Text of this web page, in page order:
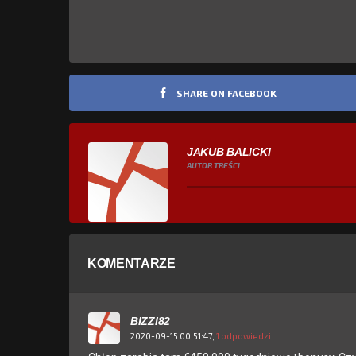
SHARE ON FACEBOOK
JAKUB BALICKI
AUTOR TREŚCI
KOMENTARZE
BIZZI82
2020-09-15 00:51:47, 1 odpowiedzi